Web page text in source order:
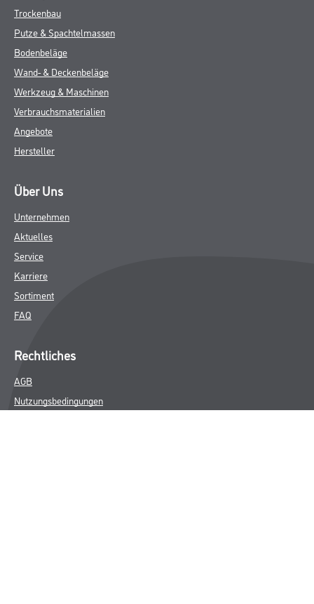
Trockenbau
Putze & Spachtelmassen
Bodenbeläge
Wand- & Deckenbeläge
Werkzeug & Maschinen
Verbrauchsmaterialien
Angebote
Hersteller
Über Uns
Unternehmen
Aktuelles
Service
Karriere
Sortiment
FAQ
Rechtliches
AGB
Nutzungsbedingungen